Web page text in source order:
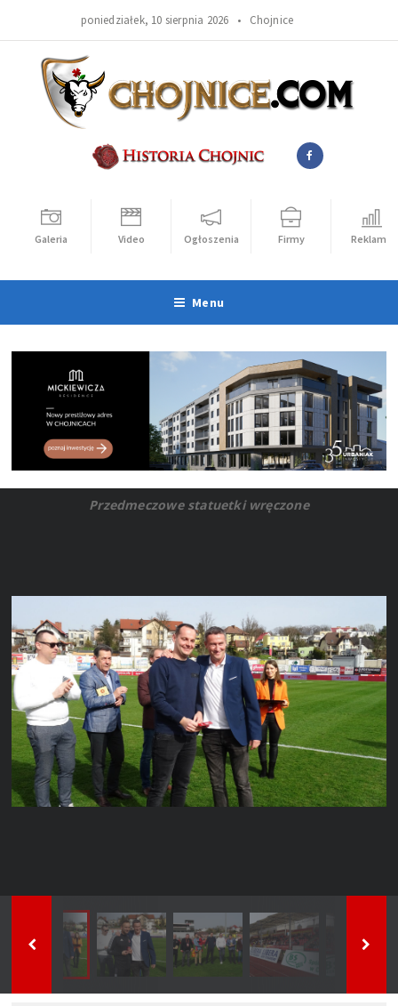
poniedziałek, 10 sierpnia 2026 • Chojnice
Galeria Video Ogłoszenia Firmy Reklama
Menu
Przedmeczowe statuetki wręczone